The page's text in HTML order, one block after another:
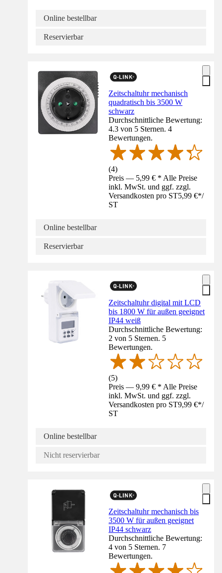
Online bestellbar
Reservierbar
Zeitschaltuhr mechanisch
quadratisch bis 3500 W
schwarz
Durchschnittliche Bewertung:
4.3 von 5 Sternen. 4
Bewertungen.
(4)
Preis — 5,99 € * Alle Preise
inkl. MwSt. und ggf. zzgl.
Versandkosten pro ST5,99 €*/
ST
Online bestellbar
Reservierbar
Zeitschaltuhr digital mit LCD
bis 1800 W für außen geeignet
IP44 weiß
Durchschnittliche Bewertung:
2 von 5 Sternen. 5
Bewertungen.
(5)
Preis — 9,99 € * Alle Preise
inkl. MwSt. und ggf. zzgl.
Versandkosten pro ST9,99 €*/
ST
Online bestellbar
Nicht reservierbar
Zeitschaltuhr mechanisch bis
3500 W für außen geeignet
IP44 schwarz
Durchschnittliche Bewertung:
4 von 5 Sternen. 7
Bewertungen.